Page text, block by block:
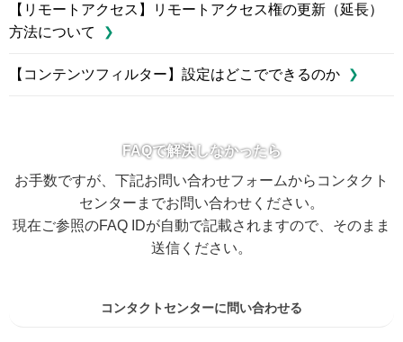
【リモートアクセス】リモートアクセス権の更新（延長）
方法について
【コンテンツフィルター】設定はどこでできるのか
FAQで解決しなかったら
お手数ですが、下記お問い合わせフォームからコンタクト
センターまでお問い合わせください。
現在ご参照のFAQ IDが自動で記載されますので、そのまま
送信ください。
コンタクトセンターに問い合わせる